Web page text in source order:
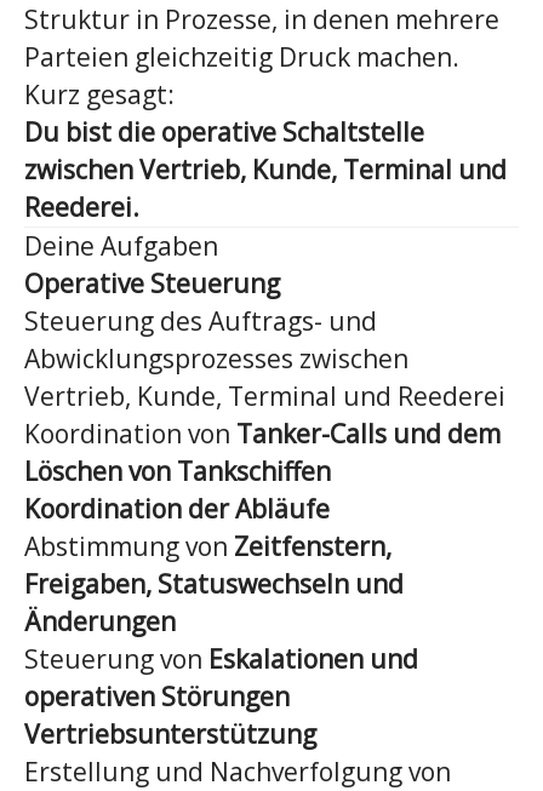
Struktur in Prozesse, in denen mehrere
Parteien gleichzeitig Druck machen.
Kurz gesagt:
Du bist die operative Schaltstelle
zwischen Vertrieb, Kunde, Terminal und
Reederei.
Deine Aufgaben
Operative Steuerung
Steuerung des Auftrags- und
Abwicklungsprozesses zwischen
Vertrieb, Kunde, Terminal und Reederei
Koordination von Tanker-Calls und dem
Löschen von Tankschiffen
Koordination der Abläufe
Abstimmung von Zeitfenstern,
Freigaben, Statuswechseln und
Änderungen
Steuerung von Eskalationen und
operativen Störungen
Vertriebsunterstützung
Erstellung und Nachverfolgung von